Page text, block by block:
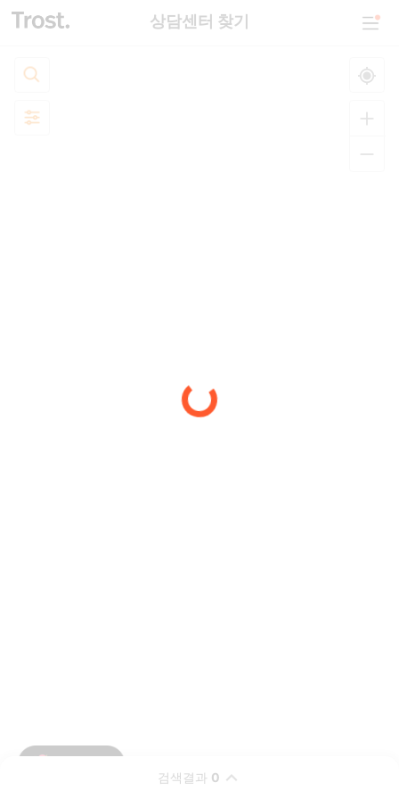
상담센터 찾기
검색결과 0